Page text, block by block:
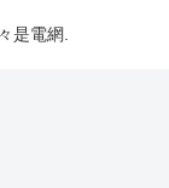
是電網.